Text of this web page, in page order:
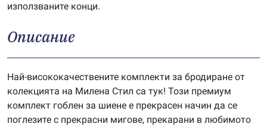
използваните конци.
Описание
Най-висококачествените комплекти за бродиране от
колекцията на Милена Стил са тук! Този премиум
комплект гоблен за шиене е прекрасен начин да се
поглезите с прекрасни мигове, прекарани в любимото